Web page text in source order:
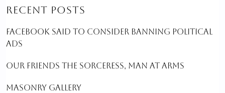
RECENT POSTS
FACEBOOK SAID TO CONSIDER BANNING POLITICAL
ADS
OUR FRIENDS THE SORCERESS, MAN AT ARMS
MASONRY GALLERY